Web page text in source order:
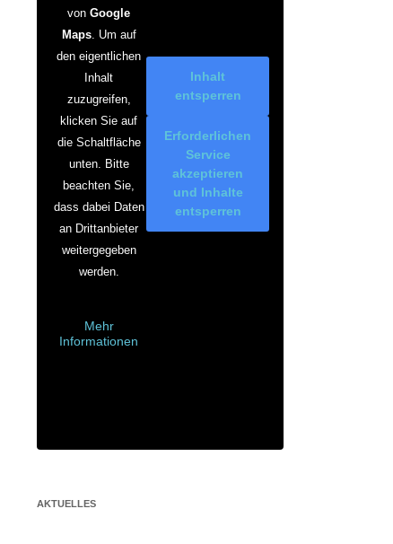
von Google
Maps. Um auf
den eigentlichen
Inhalt
zuzugreifen,
klicken Sie auf
die Schaltfläche
unten. Bitte
beachten Sie,
dass dabei Daten
an Drittanbieter
weitergegeben
werden.
Mehr
Informationen
Inhalt
entsperren
Erforderlichen
Service
akzeptieren
und Inhalte
entsperren
AKTUELLES